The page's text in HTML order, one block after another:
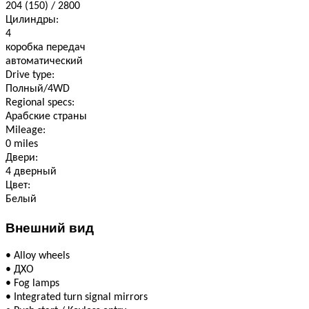
204 (150) / 2800
Цилиндры:
4
коробка передач
автоматический
Drive type:
Полный/4WD
Regional specs:
Арабские страны
Mileage:
0 miles
Двери:
4 дверный
Цвет:
Белый
Внешний вид
• Alloy wheels
• ДХО
• Fog lamps
•
Integrated turn signal mirrors